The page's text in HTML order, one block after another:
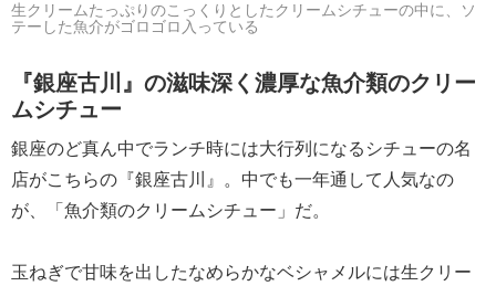
生クリームたっぷりのこっくりとしたクリームシチューの中に、ソ
テーした魚介がゴロゴロ入っている
『銀座古川』の滋味深く濃厚な魚介類のクリー
ムシチュー
銀座のど真ん中でランチ時には大行列になるシチューの名
店がこちらの『銀座古川』。中でも一年通して人気なの
が、「魚介類のクリームシチュー」だ。
玉ねぎで甘味を出したなめらかなベシャメルには生クリー